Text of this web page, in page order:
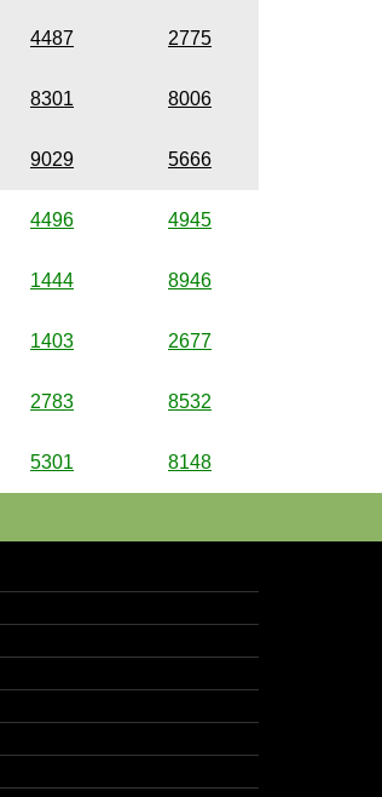
4487 2775
8301 8006
9029 5666
4496 4945
1444 8946
1403 2677
2783 8532
5301 8148